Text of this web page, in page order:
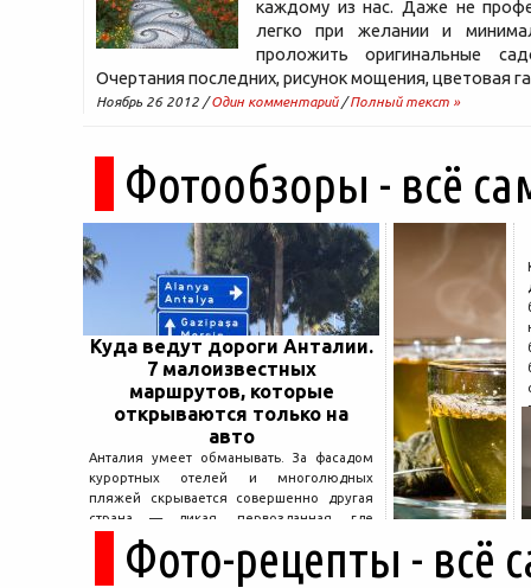
каждому из нас. Даже не
легко при желании и
проложить оригинальные
Очертания последних, рисунок мощения, цветовая
Ноябрь 26 2012 /Один комментарий/Полный текст »
Фотообзоры - всё
Куда ведут дороги Анталии.
7 малоизвестных
маршрутов, которые
открываются только на
авто
Анталия умеет обманывать. За фасадом
курортных отелей и многолюдных
пляжей скрывается совершенно другая
страна — дикая, первозданная, где
древние руины дремлют в тени кедров, а
горные дороги ведут к местам, о которых
не расскажет ни один автобусный гид....
Фото-рецепты - всё